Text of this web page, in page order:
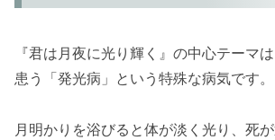
『君は月夜に光り輝く』の中心テーマ
患う「発光病」という特殊な病気です。
月明かりを浴びると体が淡く光り、死